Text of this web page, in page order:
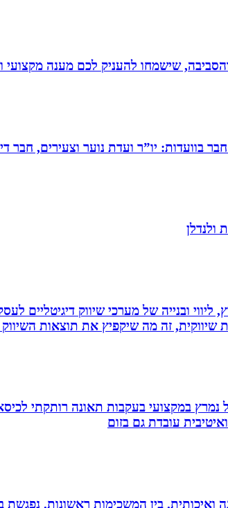
שישמחו להעניק לכם מענה מקצועי
בוועדות: יו”ר ועדת נוער וצעירים, חבר
ולנדלן
ליווי ובנייה של מערכי שיווק
שיווקית, זה מה שיקפיץ את תוצאות
עובדת גם בזום